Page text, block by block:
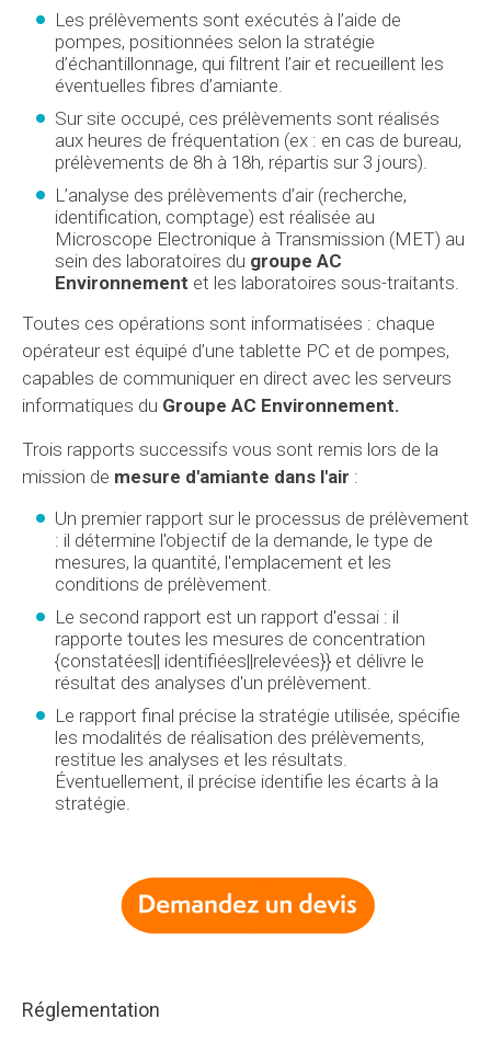
Les prélèvements sont exécutés à l’aide de
pompes, positionnées selon la stratégie
d’échantillonnage, qui filtrent l’air et recueillent les
éventuelles fibres d’amiante.
Sur site occupé, ces prélèvements sont réalisés
aux heures de fréquentation (ex : en cas de bureau,
prélèvements de 8h à 18h, répartis sur 3 jours).
L’analyse des prélèvements d’air (recherche,
identification, comptage) est réalisée au
Microscope Electronique à Transmission (MET) au
sein des laboratoires du groupe AC
Environnement et les laboratoires sous-traitants.
Toutes ces opérations sont informatisées : chaque
opérateur est équipé d’une tablette PC et de pompes,
capables de communiquer en direct avec les serveurs
informatiques du Groupe AC Environnement.
Trois rapports successifs vous sont remis lors de la
mission de mesure d'amiante dans l'air :
Un premier rapport sur le processus de prélèvement
: il détermine l'objectif de la demande, le type de
mesures, la quantité, l'emplacement et les
conditions de prélèvement.
Le second rapport est un rapport d'essai : il
rapporte toutes les mesures de concentration
{constatées|| identifiées||relevées}} et délivre le
résultat des analyses d'un prélèvement.
Le rapport final précise la stratégie utilisée, spécifie
les modalités de réalisation des prélèvements,
restitue les analyses et les résultats.
Éventuellement, il précise identifie les écarts à la
stratégie.
Réglementation